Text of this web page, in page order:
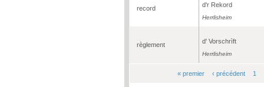
record d'r Rekord
Herrlisheim
règlement d' Vorschrìft
Herrlisheim
« premier ‹ précédent 1